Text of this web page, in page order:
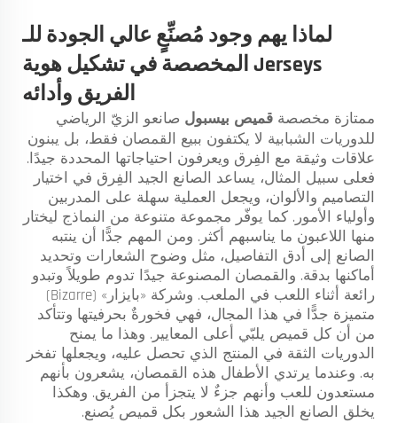
لماذا يهم وجود مُصنِّعٍ عالي الجودة للـ
Jerseys المخصصة في تشكيل هوية
الفريق وأدائه
ممتازة مخصصة قميص بيسبول صانعو الزيّ الرياضي
للدوريات الشبابية لا يكتفون ببيع القمصان فقط، بل يبنون
علاقات وثيقة مع الفِرق ويعرفون احتياجاتها المحددة جيدًا.
فعلى سبيل المثال، يساعد الصانع الجيد الفِرق في اختيار
التصاميم والألوان، ويجعل العملية سهلة على المدربين
وأولياء الأمور. كما يوفّر مجموعة متنوعة من النماذج ليختار
منها اللاعبون ما يناسبهم أكثر. ومن المهم جدًّا أن ينتبه
الصانع إلى أدق التفاصيل، مثل وضوح الشعارات وتحديد
أماكنها بدقة. والقمصان المصنوعة جيدًا تدوم طويلاً وتبدو
رائعة أثناء اللعب في الملعب. وشركة «بايزار» (Bizarre)
متميزة جدًّا في هذا المجال، فهي فخورةٌ بحرفيتها وتتأكد
من أن كل قميص يلبّي أعلى المعايير. وهذا ما يمنح
الدوريات الثقة في المنتج الذي تحصل عليه، ويجعلها تفخر
به. وعندما يرتدي الأطفال هذه القمصان، يشعرون بأنهم
مستعدون للعب وأنهم جزءٌ لا يتجزأ من الفريق. وهكذا
يخلق الصانع الجيد هذا الشعور بكل قميص يُصنع.